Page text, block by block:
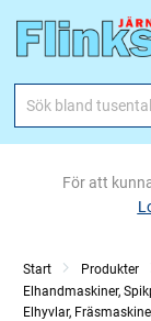
För att
Start
Produkter
Elhandmaskiner,
Elhyvlar,